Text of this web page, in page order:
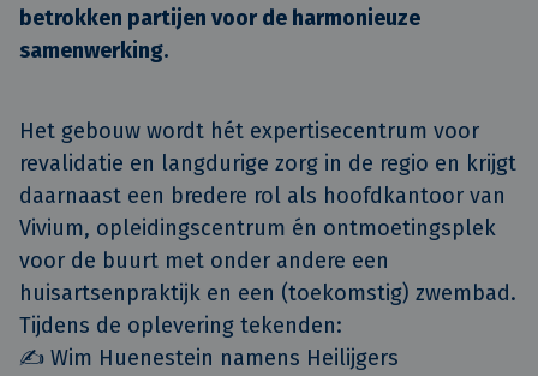
betrokken partijen voor de harmonieuze
samenwerking.
Het gebouw wordt hét expertisecentrum voor
revalidatie en langdurige zorg in de regio en krijgt
daarnaast een bredere rol als hoofdkantoor van
Vivium, opleidingscentrum én ontmoetingsplek
voor de buurt met onder andere een
huisartsenpraktijk en een (toekomstig) zwembad.
Tijdens de oplevering tekenden:
✍️ Wim Huenestein namens Heilijgers